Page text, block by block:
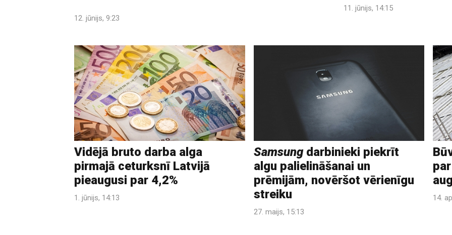
12. jūnijs, 9:23
11. jūnijs, 14:15
Vidējā bruto darba alga
pirmajā ceturksnī Latvijā
pieaugusi par 4,2%
1. jūnijs, 14:13
Samsungdarbinieki piekrīt
algu palielināšanai un
prēmijām, novēršot vērienīgu
streiku
27. maijs, 15:13
14.